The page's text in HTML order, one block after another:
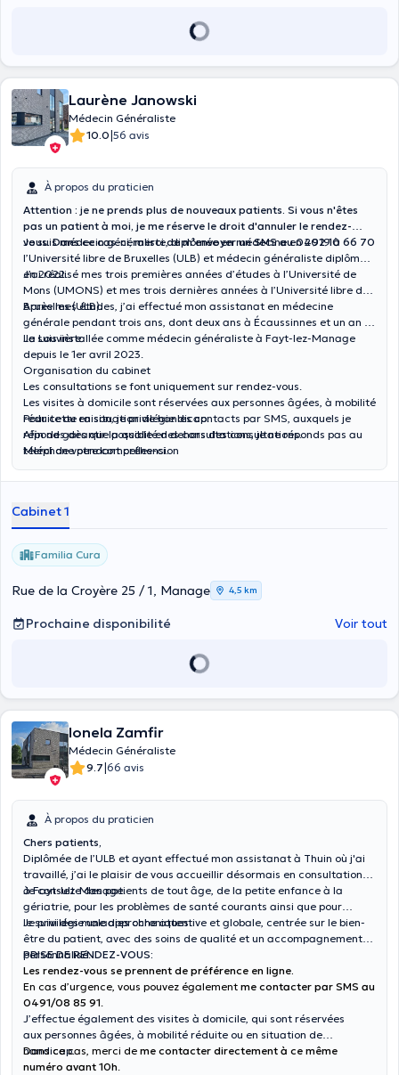
Laurène Janowski
Médecin Généraliste
10.0|56 avis
À propos du praticien
Attention : je ne prends plus de nouveaux patients. Si vous n'êtes
pas un patient à moi, je me réserve le droit d'annuler le rendez-
vous. Dans ce cas-ci, merci de m'envoyer un SMS au 0492 10 66 70
Je suis médecin généraliste, diplômée en médecine en 2019 à
l’Université libre de Bruxelles (ULB) et médecin généraliste diplômée
en 2022.
J’ai réalisé mes trois premières années d’études à l’Université de
Mons (UMONS) et mes trois dernières années à l’Université libre de
Bruxelles (ULB).
Après mes études, j’ai effectué mon assistanat en médecine
générale pendant trois ans, dont deux ans à Écaussinnes et un an à
La Louvière.
Je suis installée comme médecin généraliste à Fayt-lez-Manage
depuis le 1er avril 2023.
Organisation du cabinet
Les consultations se font uniquement sur rendez-vous.
Les visites à domicile sont réservées aux personnes âgées, à mobilité
réduite ou en situation de handicap.
Afin de garantir la qualité des consultations, je ne réponds pas au
téléphone pendant celles-ci.
Pour cette raison, je privilégie les contacts par SMS, auxquels je
réponds dès que possible en dehors des consultations.
Merci de votre compréhension
Cabinet 1
Familia Cura
Rue de la Croyère 25 / 1, Manage 4,5 km
Prochaine disponibilité Voir tout
Ionela Zamfir
Médecin Généraliste
9.7|66 avis
À propos du praticien
Chers patients,
Diplômée de l’ULB et ayant effectué mon assistanat à Thuin où j'ai
travaillé, j’ai le plaisir de vous accueillir désormais en consultation
à Fayt-lez-Manage.
Je consulte des patients de tout âge, de la petite enfance à la
gériatrie, pour les problèmes de santé courants ainsi que pour
le suivi des maladies chroniques.
Je privilégie une approche attentive et globale, centrée sur le bien-
être du patient, avec des soins de qualité et un accompagnement
personnalisé.
PRISE DE RENDEZ-VOUS:
Les rendez-vous se prennent de préférence en ligne.
En cas d’urgence, vous pouvez également me contacter par SMS au
0491/08 85 91.
J’effectue également des visites à domicile, qui sont réservées
aux personnes âgées, à mobilité réduite ou en situation de
handicap.
Dans ce cas, merci de me contacter directement à ce même
numéro avant 10h.